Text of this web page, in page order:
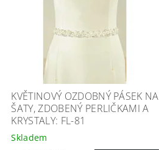
KVĚTINOVÝ OZDOBNÝ PÁSEK NA
ŠATY, ZDOBENÝ PERLIČKAMI A
KRYSTALY: FL-81
Skladem